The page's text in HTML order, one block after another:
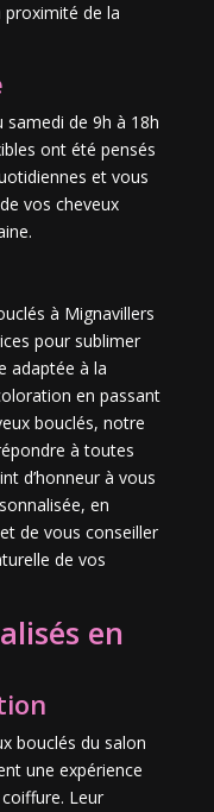
de la
samedi de 9h à 18h
ont été pensés
et vous
vos cheveux
à Mignavillers
pour sublimer
adaptée à la
en passant
bouclés, notre
à toutes
d’honneur à vous
en
de vous conseiller
de vos
en
bouclés du salon
une expérience
Leur